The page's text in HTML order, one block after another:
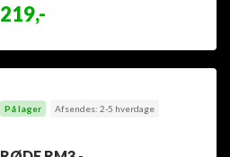
219,-
På lager Afsendes: 2-5 hverdage